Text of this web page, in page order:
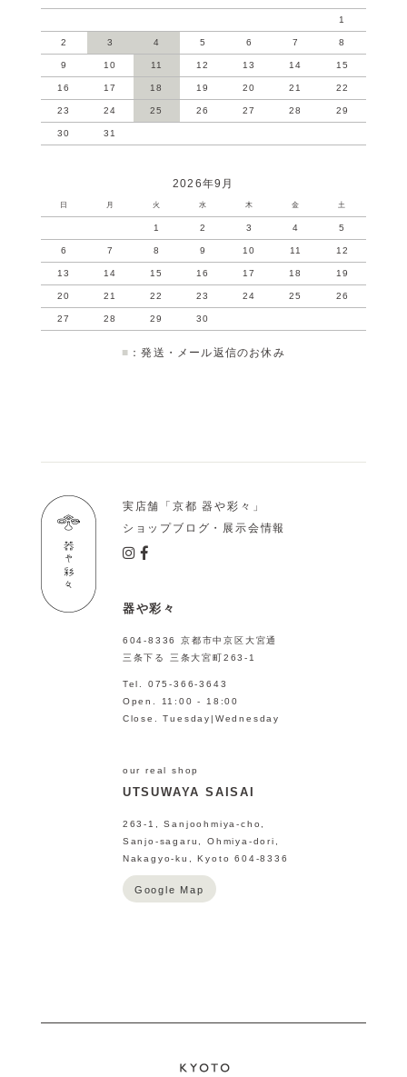
1
2 3 4 5 6 7 8
9 10 11 12 13 14 15
16 17 18 19 20 21 22
23 24 25 26 27 28 29
30 31
2026年9月
日 月 火 水 木 金 土
1 2 3 4 5
6 7 8 9 10 11 12
13 14 15 16 17 18 19
20 21 22 23 24 25 26
27 28 29 30
■ ：発送・メール返信のお休み
実店舗「京都 器や彩々」
ショップブログ・展示会情報
器や彩々
604-8336 京都市中京区大宮通
三条下る 三条大宮町263-1
Tel. 075-366-3643
Open. 11:00 - 18:00
Close. Tuesday|Wednesday
our real shop
UTSUWAYA SAISAI
263-1, Sanjoohmiya-cho,
Sanjo-sagaru, Ohmiya-dori,
Nakagyo-ku, Kyoto 604-8336
Google Map